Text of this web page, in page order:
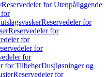
Reservedeler for Utenpåliggende
for
Reservedeler for
Reservedeler for
for
for
for
for TilbehørDusjløsninger og
Reservedeler for